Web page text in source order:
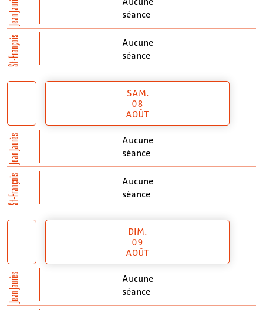
Jean Jaurès
St-François
séance
Aucune
séance
Jean Jaurès
St-François
SAM.
08
AOÛT
Aucune
séance
Aucune
séance
Jean Jaurès
DIM.
09
AOÛT
Aucune
séance